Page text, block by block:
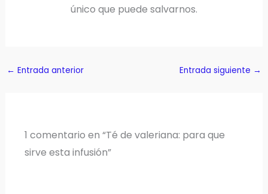
único que puede salvarnos.
← Entrada anterior Entrada siguiente →
1 comentario en “Té de valeriana: para que
sirve esta infusión”